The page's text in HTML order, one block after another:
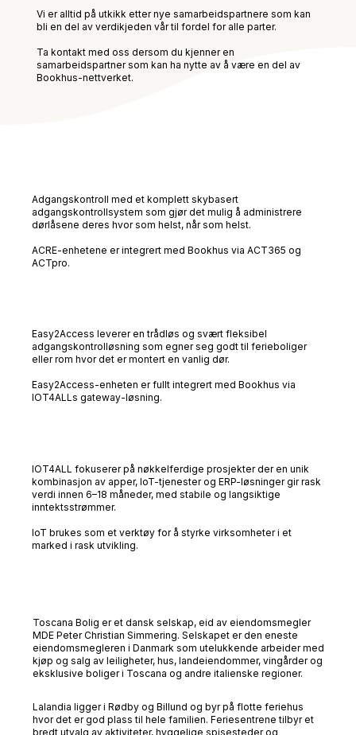
Vi er alltid på utkikk etter nye samarbeidspartnere som kan
bli en del av verdikjeden vår til fordel for alle parter.
Ta kontakt med oss dersom du kjenner en
samarbeidspartner som kan ha nytte av å være en del av
Bookhus-nettverket.
Adgangskontroll med et komplett skybasert
adgangskontrollsystem som gjør det mulig å administrere
dørlåsene deres hvor som helst, når som helst.
ACRE-enhetene er integrert med Bookhus via ACT365 og
ACTpro.
Easy2Access leverer en trådløs og svært fleksibel
adgangskontrolløsning som egner seg godt til ferieboliger
eller rom hvor det er montert en vanlig dør.
Easy2Access-enheten er fullt integrert med Bookhus via
IOT4ALLs gateway-løsning.
IOT4ALL fokuserer på nøkkelferdige prosjekter der en unik
kombinasjon av apper, IoT-tjenester og ERP-løsninger gir rask
verdi innen 6–18 måneder, med stabile og langsiktige
inntektsstrømmer.
IoT brukes som et verktøy for å styrke virksomheter i et
marked i rask utvikling.
Toscana Bolig er et dansk selskap, eid av eiendomsmegler
MDE Peter Christian Simmering. Selskapet er den eneste
eiendomsmegleren i Danmark som utelukkende arbeider med
kjøp og salg av leiligheter, hus, landeiendommer, vingårder og
eksklusive boliger i Toscana og andre italienske regioner.
Lalandia ligger i Rødby og Billund og byr på flotte feriehus
hvor det er god plass til hele familien. Feriesentrene tilbyr et
bredt utvalg av aktiviteter, hyggelige spisesteder og